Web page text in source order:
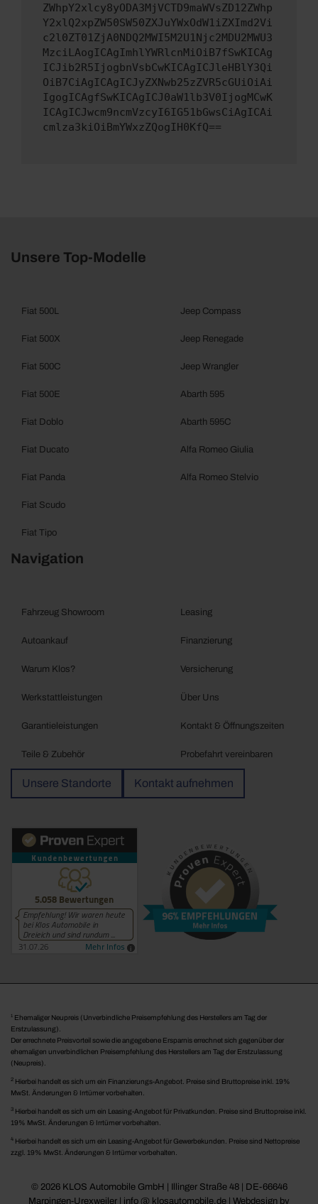
ZWhpY2xlcy8yODA3MjVCTD9maWVsZD12ZWhp
Y2xlQ2xpZW50SW50ZXJuYWxOdW1iZXImd2Vi
c2l0ZT01ZjA0NDQ2MWI5M2U1Njc2MDU2MWU3
MzciLAogICAgImhlYWRlcnMiOiB7fSwKICAg
ICJib2R5IjogbnVsbCwKICAgICJleHBlY3Qi
OiB7CiAgICAgICJyZXNwb25zZVR5cGUiOiAi
IgogICAgfSwKICAgICJ0aW1lb3V0IjogMCwK
ICAgICJwcm9ncmVzcyI6IG51bGwsCiAgICAi
cmlza3kiOiBmYWxzZQogIH0KfQ==
Unsere Top-Modelle
Fiat 500L
Fiat 500X
Fiat 500C
Fiat 500E
Fiat Doblo
Fiat Ducato
Fiat Panda
Fiat Scudo
Fiat Tipo
Jeep Compass
Jeep Renegade
Jeep Wrangler
Abarth 595
Abarth 595C
Alfa Romeo Giulia
Alfa Romeo Stelvio
Navigation
Fahrzeug Showroom
Autoankauf
Warum Klos?
Werkstattleistungen
Garantieleistungen
Teile & Zubehör
Leasing
Finanzierung
Versicherung
Über Uns
Kontakt & Öffnungszeiten
Probefahrt vereinbaren
Unsere Standorte Kontakt aufnehmen
1 Ehemaliger Neupreis (Unverbindliche Preisempfehlung des Herstellers am Tag der
Erstzulassung).
Der errechnete Preisvorteil sowie die angegebene Ersparnis errechnet sich gegenüber der
ehemaligen unverbindlichen Preisempfehlung des Herstellers am Tag der Erstzulassung
(Neupreis).
2 Hierbei handelt es sich um ein Finanzierungs-Angebot. Preise sind Bruttopreise inkl. 19%
MwSt. Änderungen & Irrtümer vorbehalten.
3 Hierbei handelt es sich um ein Leasing-Angebot für Privatkunden. Preise sind Bruttopreise inkl.
19% MwSt. Änderungen & Irrtümer vorbehalten.
4 Hierbei handelt es sich um ein Leasing-Angebot für Gewerbekunden. Preise sind Nettopreise
zzgl. 19% MwSt. Änderungen & Irrtümer vorbehalten.
© 2026 KLOS Automobile GmbH | Illinger Straße 48 | DE-66646
Marpingen-Urexweiler | info @ klosautomobile.de | Webdesign by